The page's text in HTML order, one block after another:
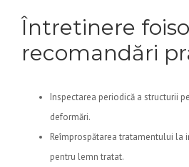
Întretinere
recomandări
Inspectarea periodică a structurii
deformări.
Reîmprospătarea tratamentului la
pentru lemn tratat.